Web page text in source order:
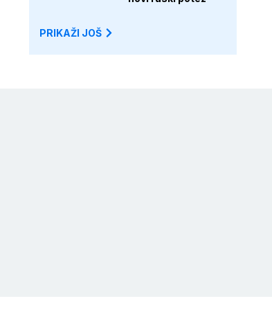
PRIKAŽI JOŠ